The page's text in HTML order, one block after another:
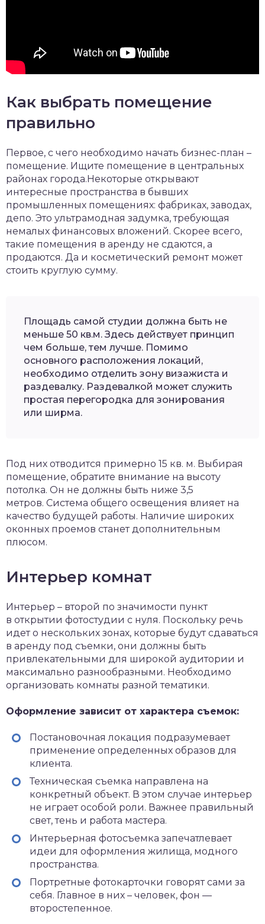
Как выбрать помещение
правильно
Первое, с чего необходимо начать бизнес-план –
помещение. Ищите помещение в центральных
районах города.Некоторые открывают
интересные пространства в бывших
промышленных помещениях: фабриках, заводах,
депо. Это ультрамодная задумка, требующая
немалых финансовых вложений. Скорее всего,
такие помещения в аренду не сдаются, а
продаются. Да и косметический ремонт может
стоить круглую сумму.
Площадь самой студии должна быть не
меньше 50 кв.м. Здесь действует принцип
чем больше, тем лучше. Помимо
основного расположения локаций,
необходимо отделить зону визажиста и
раздевалку. Раздевалкой может служить
простая перегородка для зонирования
или ширма.
Под них отводится примерно 15 кв. м. Выбирая
помещение, обратите внимание на высоту
потолка. Он не должны быть ниже 3,5
метров. Система общего освещения влияет на
качество будущей работы. Наличие широких
оконных проемов станет дополнительным
плюсом.
Интерьер комнат
Интерьер – второй по значимости пункт
в открытии фотостудии с нуля. Поскольку речь
идет о нескольких зонах, которые будут сдаваться
в аренду под съемки, они должны быть
привлекательными для широкой аудитории и
максимально разнообразными. Необходимо
организовать комнаты разной тематики.
Оформление зависит от характера съемок:
Постановочная локация подразумевает
применение определенных образов для
клиента.
Техническая съемка направлена на
конкретный объект. В этом случае интерьер
не играет особой роли. Важнее правильный
свет, тень и работа мастера.
Интерьерная фотосъемка запечатлевает
идеи для оформления жилища, модного
пространства.
Портретные фотокарточки говорят сами за
себя. Главное в них – человек, фон —
второстепенное.